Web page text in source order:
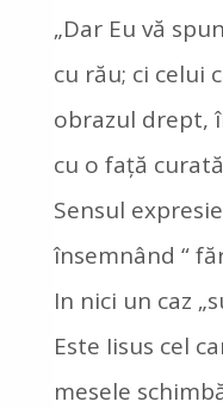
„Dar Eu vă
cu rău; ci celui
obrazul drept,
cu o față curată
Sensul
însemnând “
In nici un caz
Este Iisus cel
mesele